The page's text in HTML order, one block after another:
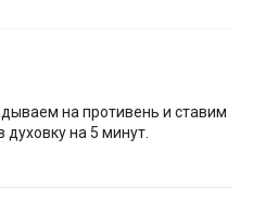
на противень и ставим
духовку на 5 минут.